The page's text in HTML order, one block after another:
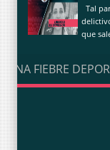
Tal
que
UNA FIEBRE